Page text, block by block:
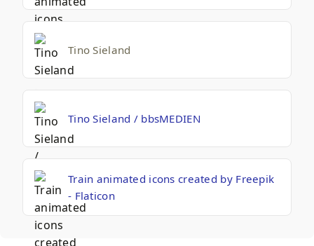
Tino Sieland
Tino Sieland / bbsMEDIEN
Train animated icons created by Freepik
- Flaticon